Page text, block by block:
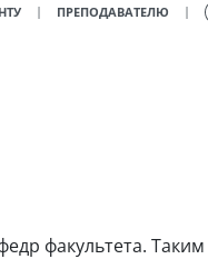
| ПРЕПОДАВАТЕЛЮ |
факультета.